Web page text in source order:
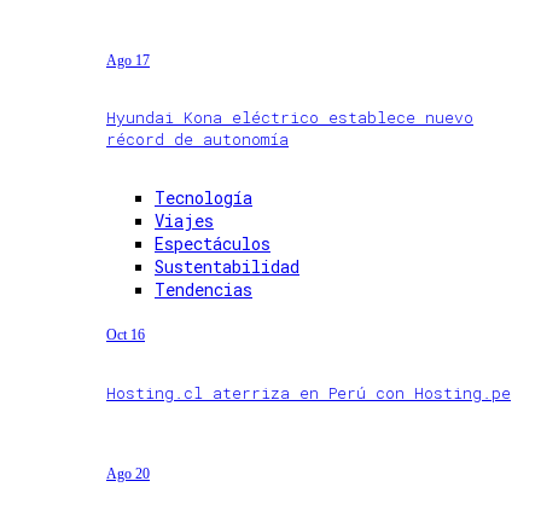
Ago 17
Hyundai Kona eléctrico establece nuevo
récord de autonomía
Tecnología
Viajes
Espectáculos
Sustentabilidad
Tendencias
Oct 16
Hosting.cl aterriza en Perú con Hosting.pe
Ago 20